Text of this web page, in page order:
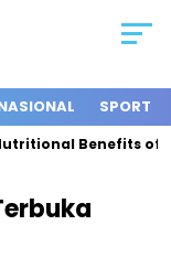
SPORT
Benefits of